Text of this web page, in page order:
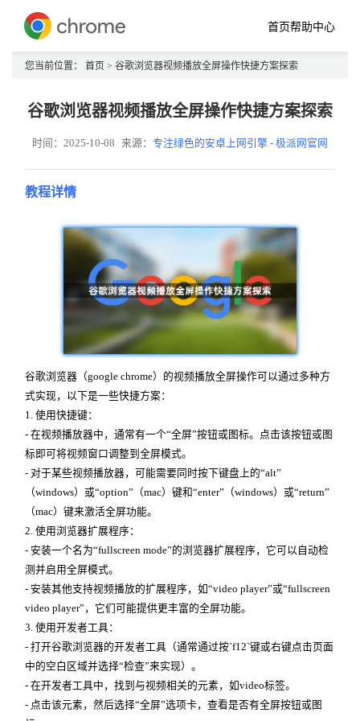
首页帮助中心
您当前位置： 首页 > 谷歌浏览器视频播放全屏操作快捷方案探索
谷歌浏览器视频播放全屏操作快捷方案探索
时间：2025-10-08 来源：专注绿色的安卓上网引擎 - 极派网官网
教程详情
谷歌浏览器（google chrome）的视频播放全屏操作可以通过多种方
式实现，以下是一些快捷方案：
1. 使用快捷键：
- 在视频播放器中，通常有一个“全屏”按钮或图标。点击该按钮或图
标即可将视频窗口调整到全屏模式。
- 对于某些视频播放器，可能需要同时按下键盘上的“alt”
（windows）或“option”（mac）键和“enter”（windows）或“return”
（mac）键来激活全屏功能。
2. 使用浏览器扩展程序：
- 安装一个名为“fullscreen mode”的浏览器扩展程序，它可以自动检
测并启用全屏模式。
- 安装其他支持视频播放的扩展程序，如“video player”或“fullscreen
video player”，它们可能提供更丰富的全屏功能。
3. 使用开发者工具：
- 打开谷歌浏览器的开发者工具（通常通过按`f12`键或右键点击页面
中的空白区域并选择“检查”来实现）。
- 在开发者工具中，找到与视频相关的元素，如video标签。
- 点击该元素，然后选择“全屏”选项卡，查看是否有全屏按钮或图